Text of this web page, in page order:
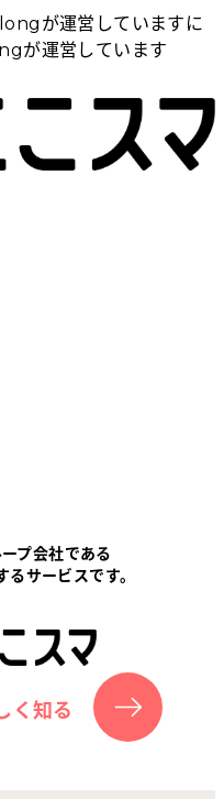
が運営しています に
が運営しています
プ会社である
サービスです。
く知る